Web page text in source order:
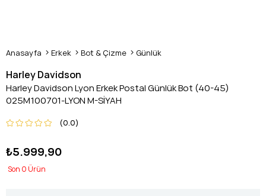
Anasayfa Erkek Bot & Çizme Günlük
Harley Davidson
Harley Davidson Lyon Erkek Postal Günlük Bot (40-45)
025M100701-LYON M-SİYAH
0.0
₺5.999,90
0